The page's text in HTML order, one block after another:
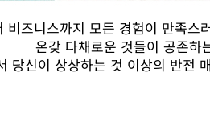
비즈니스까지 모든 경험이 만족스
온갖 다채로운 것들이 공존하
당신이 상상하는 것 이상의 반전